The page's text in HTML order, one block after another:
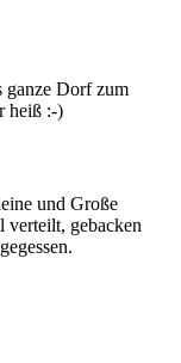
ganze Dorf zum
heiß :-)
und Große
verteilt, gebacken